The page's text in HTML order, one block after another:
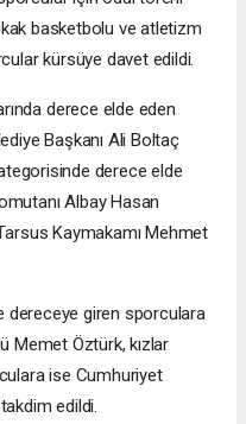
basketbolu ve atletizm
kürsüye davet edildi.
derece elde eden
Başkanı Ali Boltaç
derece elde
Albay Hasan
Kaymakamı Mehmet
dereceye giren sporculara
Memet Öztürk, kızlar
ise Cumhuriyet
edildi.